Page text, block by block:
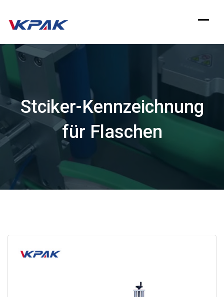
Stciker-Kennzeichnung
für Flaschen